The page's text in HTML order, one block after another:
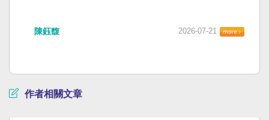
陳鈺馥 2026-07-21
作者相關文章